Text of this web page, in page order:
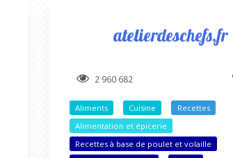
atelierdeschefs.fr
2 960 682
Aliments Cuisine
Recettes
Alimentation et épicerie
Recettes à base de poulet et volaille